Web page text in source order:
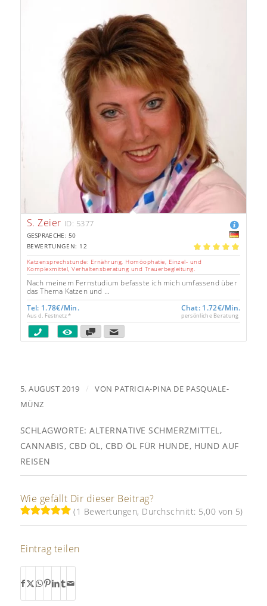
S. Zeier ID: 5377
GESPRAECHE: 50
5.00
BEWERTUNGEN: 12
Katzensprechstunde: Ernährung, Homöophatie, Einzel- und
Komplexmittel, Verhaltensberatung und Trauerbegleitung.
Nach meinem Fernstudium befasste ich mich umfassend über
das Thema Katzen und ...
Tel: 1.78€/Min.
Aus d. Festnetz *
Chat: 1.72€/Min.
persönliche Beratung
5. AUGUST 2019 / VON PATRICIA-PINA DE PASQUALE-
MÜNZ
SCHLAGWORTE: ALTERNATIVE SCHMERZMITTEL,
CANNABIS, CBD ÖL, CBD ÖL FÜR HUNDE, HUND AUF
REISEN
Wie gefällt Dir dieser Beitrag?
(1 Bewertungen, Durchschnitt: 5,00 von 5)
Eintrag teilen